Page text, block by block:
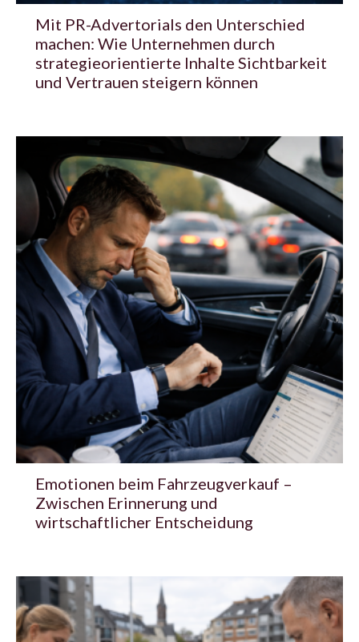
Mit PR-Advertorials den Unterschied
machen: Wie Unternehmen durch
strategieorientierte Inhalte Sichtbarkeit
und Vertrauen steigern können
Emotionen beim Fahrzeugverkauf –
Zwischen Erinnerung und
wirtschaftlicher Entscheidung